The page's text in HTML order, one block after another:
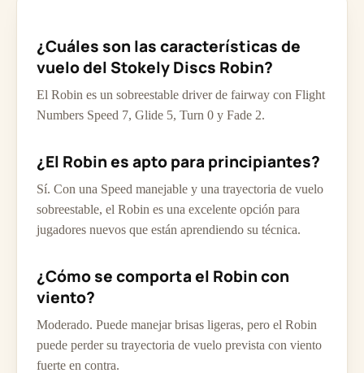
¿Cuáles son las características de
vuelo del Stokely Discs Robin?
El Robin es un sobreestable driver de fairway con Flight
Numbers Speed 7, Glide 5, Turn 0 y Fade 2.
¿El Robin es apto para principiantes?
Sí. Con una Speed manejable y una trayectoria de vuelo
sobreestable, el Robin es una excelente opción para
jugadores nuevos que están aprendiendo su técnica.
¿Cómo se comporta el Robin con
viento?
Moderado. Puede manejar brisas ligeras, pero el Robin
puede perder su trayectoria de vuelo prevista con viento
fuerte en contra.